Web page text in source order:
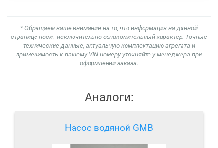
* Обращаем ваше внимание на то, что информация на данной
странице носит исключительно ознакомительный характер. Точные
технические данные, актуальную комплектацию агрегата и
применимость к вашему VIN-номеру уточняйте у менеджера при
оформлении заказа.
Аналоги:
Насос водяной GMB